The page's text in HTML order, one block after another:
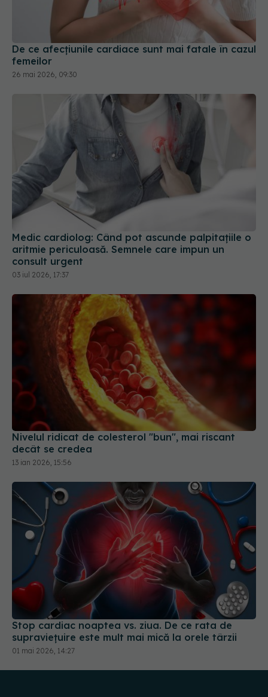
De ce afecțiunile cardiace sunt mai fatale în cazul
femeilor
26 mai 2026, 09:30
Medic cardiolog: Când pot ascunde palpitațiile o
aritmie periculoasă. Semnele care impun un
consult urgent
03 iul 2026, 17:37
Nivelul ridicat de colesterol "bun", mai riscant
decât se credea
13 ian 2026, 15:56
Stop cardiac noaptea vs. ziua. De ce rata de
supraviețuire este mult mai mică la orele târzii
01 mai 2026, 14:27